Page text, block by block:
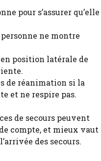
pour s’assurer qu’elle
ne montre
position latérale de
de réanimation si la
et ne respire pas.
de secours peuvent
compte, et mieux vaut
des secours.